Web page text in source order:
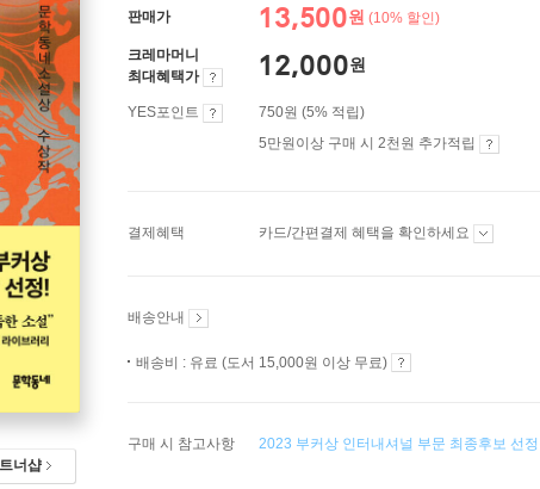
너샵
판매가 13,500원 (10% 할인)
크레마머니
최대혜택가
12,000원
YES포인트
750원 (5% 적립)
5만원이상 구매 시 2천원 추가적립
결제혜택 카드/간편결제 혜택을 확인하세요
배송안내
배송비 : 유료 (도서 15,000원 이상 무료)
구매 시 참고사항 2023 부커상 인터내셔널 부문 최종후보 선